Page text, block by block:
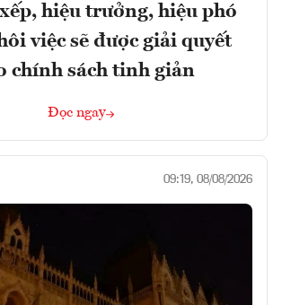
hiệu trưởng, hiệu phó
việc sẽ được giải quyết
chính sách tinh giản
Đọc ngay
09:19, 08/08/2026